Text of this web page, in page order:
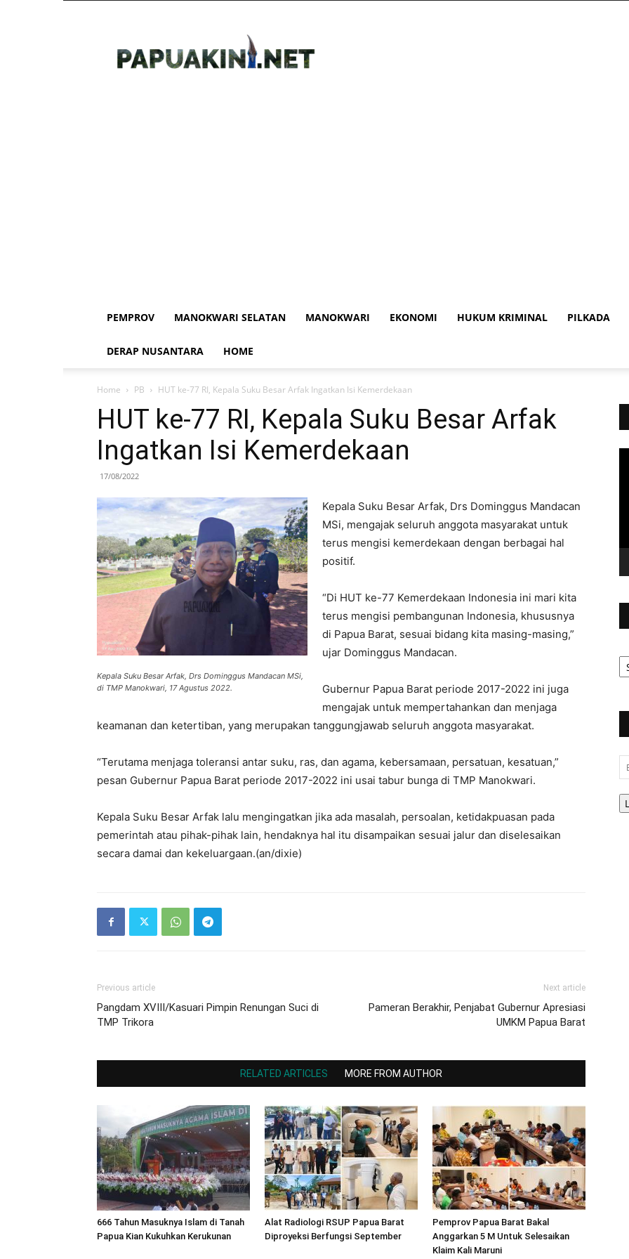
PEMPROV MANOKWARI SELATAN MANOKWARI EKONOMI HUKUM KRIMINAL PILKADA
DERAP NUSANTARA HOME
Home PB HUT ke-77 RI, Kepala Suku Besar Arfak Ingatkan Isi Kemerdekaan
HUT ke-77 RI, Kepala Suku Besar Arfak
Ingatkan Isi Kemerdekaan
17/08/2022
Kepala Suku Besar Arfak, Drs Dominggus Mandacan MSi,
di TMP Manokwari, 17 Agustus 2022.
Kepala Suku Besar Arfak, Drs Dominggus Mandacan
MSi, mengajak seluruh anggota masyarakat untuk
terus mengisi kemerdekaan dengan berbagai hal
positif.
“Di HUT ke-77 Kemerdekaan Indonesia ini mari kita
terus mengisi pembangunan Indonesia, khususnya
di Papua Barat, sesuai bidang kita masing-masing,”
ujar Dominggus Mandacan.
Gubernur Papua Barat periode 2017-2022 ini juga
mengajak untuk mempertahankan dan menjaga
keamanan dan ketertiban, yang merupakan tanggungjawab seluruh anggota masyarakat.
“Terutama menjaga toleransi antar suku, ras, dan agama, kebersamaan, persatuan, kesatuan,”
pesan Gubernur Papua Barat periode 2017-2022 ini usai tabur bunga di TMP Manokwari.
Kepala Suku Besar Arfak lalu mengingatkan jika ada masalah, persoalan, ketidakpuasan pada
pemerintah atau pihak-pihak lain, hendaknya hal itu disampaikan sesuai jalur dan diselesaikan
secara damai dan kekeluargaan.(an/dixie)
Previous article
Pangdam XVIII/Kasuari Pimpin Renungan Suci di
TMP Trikora
Next article
Pameran Berakhir, Penjabat Gubernur Apresiasi
UMKM Papua Barat
RELATED ARTICLES MORE FROM AUTHOR
666 Tahun Masuknya Islam di Tanah
Papua Kian Kukuhkan Kerukunan
Alat Radiologi RSUP Papua Barat
Diproyeksi Berfungsi September
Pemprov Papua Barat Bakal
Anggarkan 5 M Untuk Selesaikan
Klaim Kali Maruni